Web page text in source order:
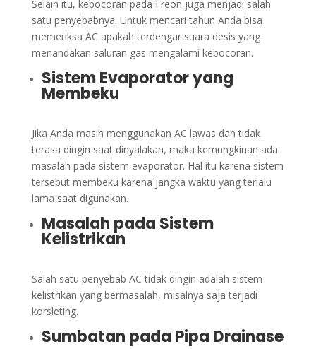
Selain itu, kebocoran pada Freon juga menjadi salah
satu penyebabnya. Untuk mencari tahun Anda bisa
memeriksa AC apakah terdengar suara desis yang
menandakan saluran gas mengalami kebocoran.
Sistem Evaporator yang
Membeku
Jika Anda masih menggunakan AC lawas dan tidak
terasa dingin saat dinyalakan, maka kemungkinan ada
masalah pada sistem evaporator. Hal itu karena sistem
tersebut membeku karena jangka waktu yang terlalu
lama saat digunakan.
Masalah pada Sistem
Kelistrikan
Salah satu penyebab AC tidak dingin adalah sistem
kelistrikan yang bermasalah, misalnya saja terjadi
korsleting.
Sumbatan pada Pipa Drainase